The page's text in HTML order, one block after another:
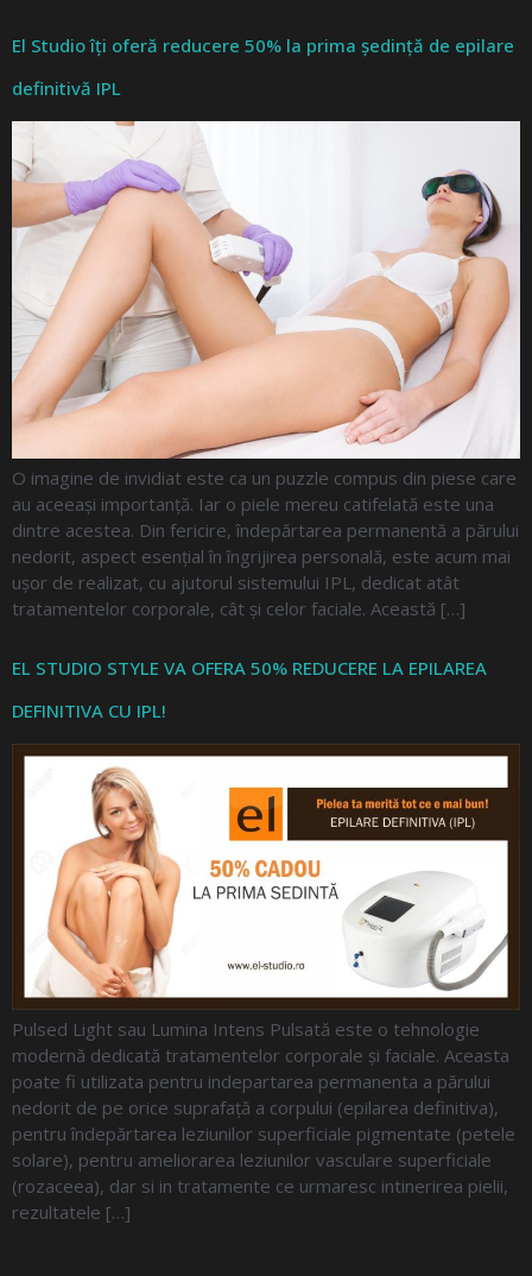
El Studio îți oferă reducere 50% la prima ședință de epilare
definitivă IPL
O imagine de invidiat este ca un puzzle compus din piese care
au aceeași importanță. Iar o piele mereu catifelată este una
dintre acestea. Din fericire, îndepărtarea permanentă a părului
nedorit, aspect esențial în îngrijirea personală, este acum mai
ușor de realizat, cu ajutorul sistemului IPL, dedicat atât
tratamentelor corporale, cât și celor faciale. Această […]
EL STUDIO STYLE VA OFERA 50% REDUCERE LA EPILAREA
DEFINITIVA CU IPL!
Pulsed Light sau Lumina Intens Pulsată este o tehnologie
modernă dedicată tratamentelor corporale şi faciale. Aceasta
poate fi utilizata pentru indepartarea permanenta a părului
nedorit de pe orice suprafaţă a corpului (epilarea definitiva),
pentru îndepărtarea leziunilor superficiale pigmentate (petele
solare), pentru ameliorarea leziunilor vasculare superficiale
(rozaceea), dar si in tratamente ce urmaresc intinerirea pielii,
rezultatele […]